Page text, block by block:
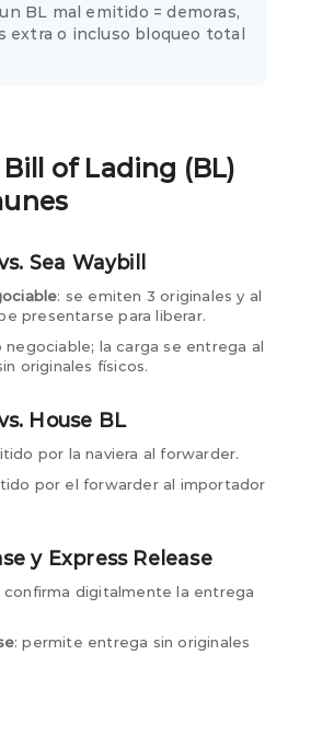
un BL mal emitido = demoras,
extra o incluso bloqueo total
of Lading (BL)
Sea Waybill
: se emiten 3 originales y al
presentarse para liberar.
negociable; la carga se entrega al
originales físicos.
House BL
por la naviera al forwarder.
por el forwarder al importador
y Express Release
confirma digitalmente la entrega
: permite entrega sin originales